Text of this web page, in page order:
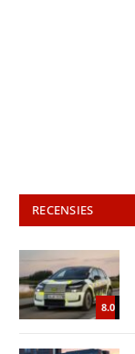
RECENSIES
8.0